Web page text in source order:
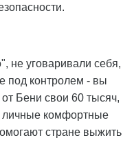
не уговаривали себя,
под контролем - вы
Бени свои 60 тысяч,
личные комфортные
стране выжить